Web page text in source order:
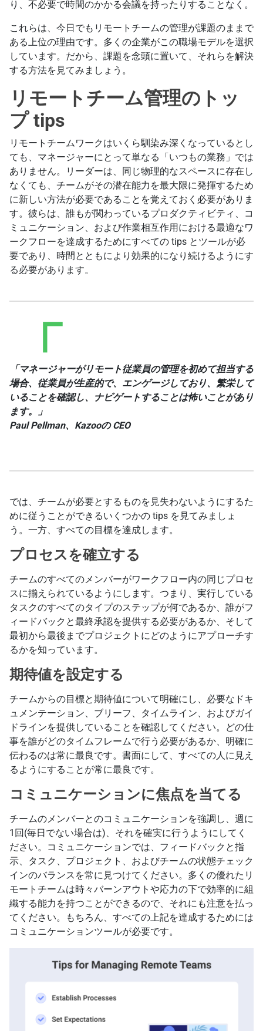
り、不必要で時間のかかる会議を持ったりすることなく。
これらは、今日でもリモートチームの管理が課題のままで
ある上位の理由です。多くの企業がこの職場モデルを選択
しています。だから、課題を念頭に置いて、それらを解決
する方法を見てみましょう。
リモートチーム管理のトッ
プ tips
リモートチームワークはいくら馴染み深くなっているとし
ても、マネージャーにとって単なる「いつもの業務」では
ありません。リーダーは、同じ物理的なスペースに存在し
なくても、チームがその潜在能力を最大限に発揮するため
に新しい方法が必要であることを覚えておく必要がありま
す。彼らは、誰もが関わっているプロダクティビティ、コ
ミュニケーション、および作業相互作用における最適なワ
ークフローを達成するためにすべての tips とツールが必
要であり、時間とともにより効果的になり続けるようにす
る必要があります。
「マネージャーがリモート従業員の管理を初めて担当する
場合、従業員が生産的で、エンゲージしており、繁栄して
いることを確認し、ナビゲートすることは怖いことがあり
ます。」
Paul Pellman、Kazooの CEO
では、チームが必要とするものを見失わないようにするた
めに従うことができるいくつかの tips を見てみましょ
う。一方、すべての目標を達成します。
プロセスを確立する
チームのすべてのメンバーがワークフロー内の同じプロセ
スに揃えられているようにします。つまり、実行している
タスクのすべてのタイプのステップが何であるか、誰がフ
ィードバックと最終承認を提供する必要があるか、そして
最初から最後までプロジェクトにどのようにアプローチす
るかを知っています。
期待値を設定する
チームからの目標と期待値について明確にし、必要なドキ
ュメンテーション、ブリーフ、タイムライン、およびガイ
ドラインを提供していることを確認してください。どの仕
事を誰がどのタイムフレームで行う必要があるか、明確に
伝わるのは常に最良です。書面にして、すべての人に見え
るようにすることが常に最良です。
コミュニケーションに焦点を当てる
チームのメンバーとのコミュニケーションを強調し、週に
1回(毎日でない場合は)、それを確実に行うようにしてく
ださい。コミュニケーションでは、フィードバックと指
示、タスク、プロジェクト、およびチームの状態チェック
インのバランスを常に見つけてください。多くの優れたリ
モートチームは時々バーンアウトや応力の下で効率的に組
織する能力を持つことができるので、それにも注意を払っ
てください。もちろん、すべての上記を達成するためには
コミュニケーションツールが必要です。